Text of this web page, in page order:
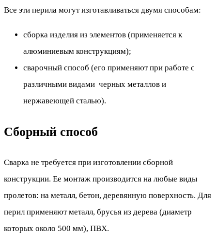
Все эти перила могут изготавливаться двумя способам:
сборка изделия из элементов (применяется к
алюминиевым конструкциям);
сварочный способ (его применяют при работе с
различными видами черных металлов и
нержавеющей сталью).
Сборный способ
Сварка не требуется при изготовлении сборной
конструкции. Ее монтаж производится на любые виды
пролетов: на металл, бетон, деревянную поверхность. Для
перил применяют металл, брусья из дерева (диаметр
которых около 500 мм), ПВХ.